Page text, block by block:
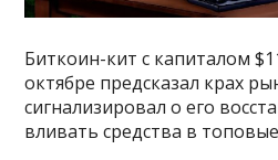
Биткоин-кит с капиталом
октябре предсказал крах
сигнализировал о его
вливать средства в